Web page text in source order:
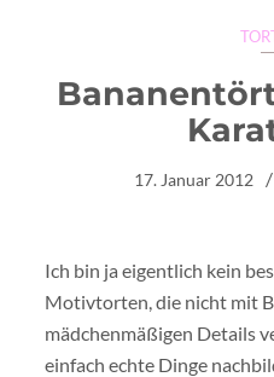
17. Januar 2012
Ich bin ja eigentlich kein
Motivtorten, die nicht mit
mädchenmäßigen Details
einfach echte Dinge